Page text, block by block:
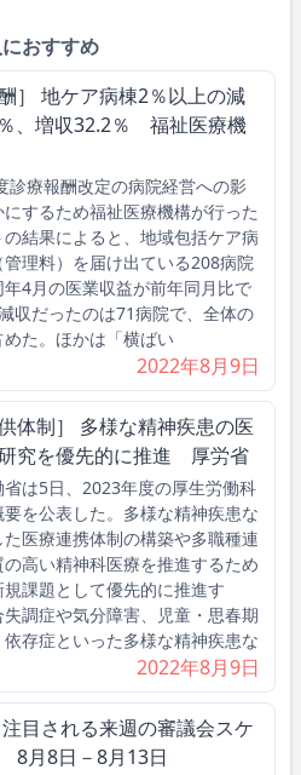
おすすめ
酬］ 地ケア病棟2％以上の減
、増収32.2％ 福祉医療機
療報酬改定の病院経営への影
するため福祉医療機構が行った
結果によると、地域包括ケア病
理料）を届け出ている208病院
4月の医業収益が前年同月比で
収だったのは71病院で、全体の
た。ほかは「横ばい
2022年8月9日
供体制］ 多様な精神疾患の医
究を優先的に推進 厚労省
は5日、2023年度の厚生労働科
を公表した。多様な精神疾患な
た医療連携体制の構築や多職種連
高い精神科医療を推進するため
課題として優先的に推進す
調症や気分障害、児童・思春期
存症といった多様な精神疾患な
2022年8月9日
注目される来週の審議会スケ
8月8日－8月13日